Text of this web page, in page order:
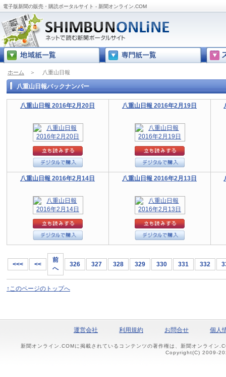
電子版新聞の販売・購読ポータルサイト - 新聞オンライン.COM
ホーム ＞ 八重山日報
八重山日報バックナンバー
八重山日報 2016年2月20日 八重山日報 2016年2月19日
八重山日報 2016年2月14日 八重山日報 2016年2月13日
<<< <<
前
へ
326 327 328 329 330 331 332
↑このページのトップへ
運営会社 利用規約 お問合せ 個人
新聞オンライン.COMに掲載されているコンテンツの著作権は、新聞オンライン
Copyright(C) 2009-